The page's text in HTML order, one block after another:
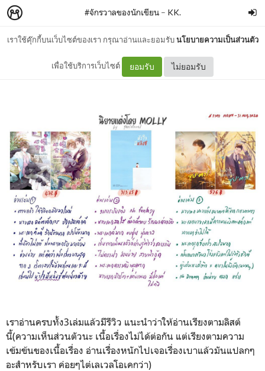
เราใช้คุ๊กกี้บนเว็บไซต์ของเรา กรุณาอ่านและยอมรับนโยบายความเป็นส่วนตัว
เพื่อใช้บริการเว็บไซต์ ยอมรับ ไม่ยอมรับ
#จักรวาลของนักเขียน– KK.
#Molly 莫里
เราอ่านครบทั้ง3เล่มแล้วมีรีวิว แนะนำว่าให้อ่านเรียงตามลิสต์
นี้(ความเห็นส่วนตัวนะ เนื้อเรื่องไม่ได้ต่อกัน แต่เรียงตามความ
เข้มข้นของเนื้อเรื่อง อ่านเรื่องหนักไปเจอเรื่องเบาแล้วมันแปลกๆ
อะสำหรับเรา ค่อยๆไต่เลเวลโอเคกว่า)